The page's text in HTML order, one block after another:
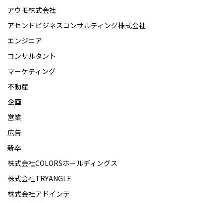
アウモ株式会社
アセンドビジネスコンサルティング株式会社
エンジニア
コンサルタント
マーケティング
不動産
企画
営業
広告
新卒
株式会社COLORSホールディングス
株式会社TRYANGLE
株式会社アドインテ